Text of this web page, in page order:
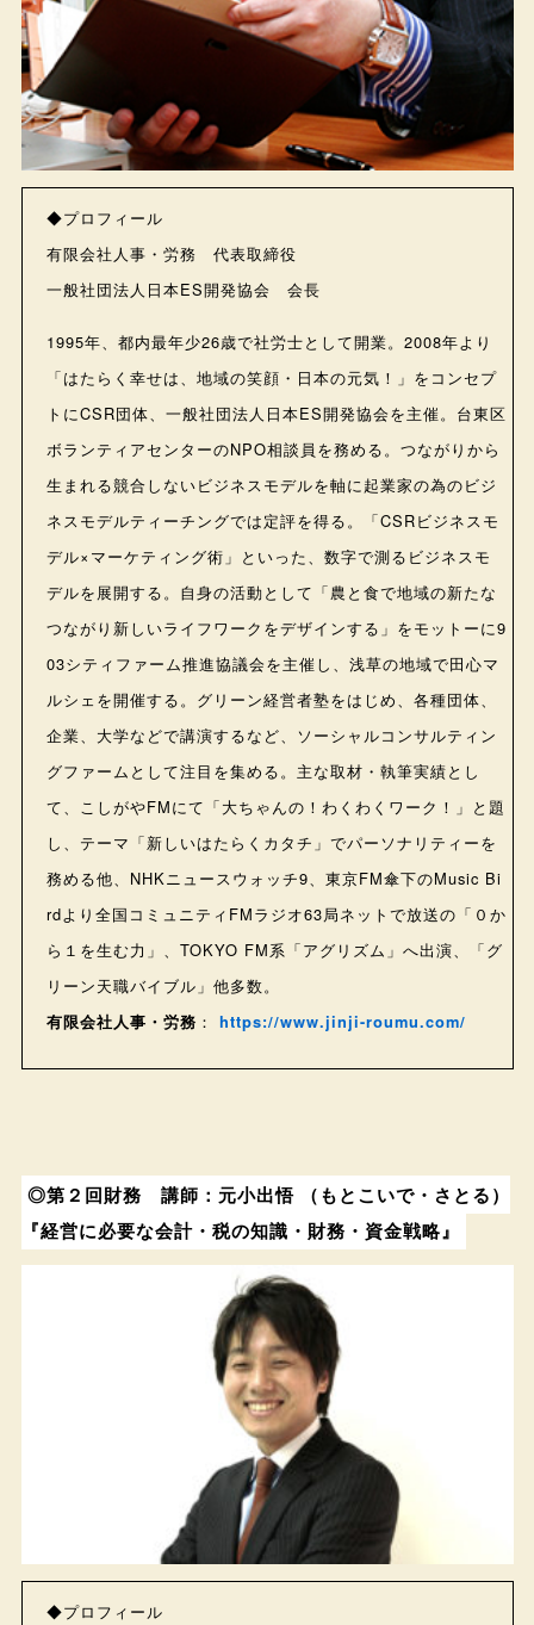
◆プロフィール
有限会社人事・労務 代表取締役
一般社団法人日本ES開発協会 会長
1995年、都内最年少26歳で社労士として開業。2008年より
「はたらく幸せは、地域の笑顔・日本の元気！」をコンセプ
トにCSR団体、一般社団法人日本ES開発協会を主催。台東区
ボランティアセンターのNPO相談員を務める。つながりから
生まれる競合しないビジネスモデルを軸に起業家の為のビジ
ネスモデルティーチングでは定評を得る。「CSRビジネスモ
デル×マーケティング術」といった、数字で測るビジネスモ
デルを展開する。自身の活動として「農と食で地域の新たな
つながり新しいライフワークをデザインする」をモットーに9
03シティファーム推進協議会を主催し、浅草の地域で田心マ
ルシェを開催する。グリーン経営者塾をはじめ、各種団体、
企業、大学などで講演するなど、ソーシャルコンサルティン
グファームとして注目を集める。主な取材・執筆実績とし
て、こしがやFMにて「大ちゃんの！わくわくワーク！」と題
し、テーマ「新しいはたらくカタチ」でパーソナリティーを
務める他、NHKニュースウォッチ9、東京FM傘下のMusic Bi
rdより全国コミュニティFMラジオ63局ネットで放送の「０か
ら１を生む力」、TOKYO FM系「アグリズム」へ出演、「グ
リーン天職バイブル」他多数。
有限会社人事・労務 ： https://www.jinji-roumu.com/
◎第２回財務 講師：元小出悟 （もとこいで・さとる）
『経営に必要な会計・税の知識・財務・資金戦略』
◆プロフィール